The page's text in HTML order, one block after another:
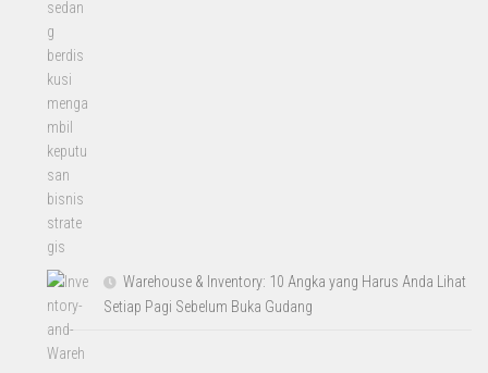
Warehouse & Inventory: 10 Angka yang Harus Anda Lihat
Setiap Pagi Sebelum Buka Gudang